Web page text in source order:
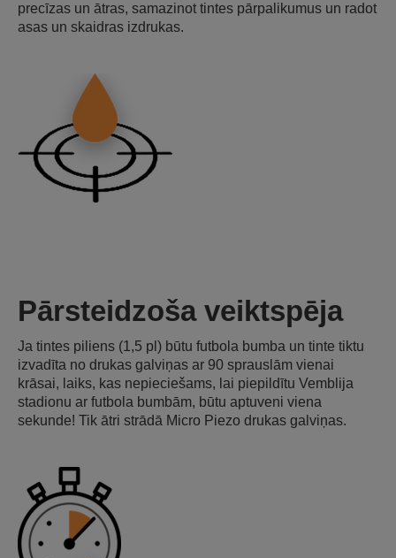
precīzas un ātras, samazinot tintes pārpalikumus un radot
asas un skaidras izdrukas.
Pārsteidzoša veiktspēja
Ja tintes piliens (1,5 pl) būtu futbola bumba un tinte tiktu
izvadīta no drukas galviņas ar 90 sprauslām vienai
krāsai, laiks, kas nepieciešams, lai piepildītu Vemblija
stadionu ar futbola bumbām, būtu aptuveni viena
sekunde! Tik ātri strādā Micro Piezo drukas galviņas.